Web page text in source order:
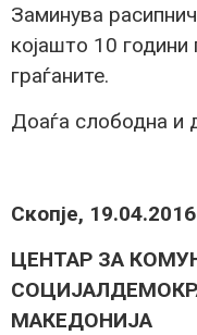
Заминува
којашто 10
граѓаните.
Доаѓа слободна и
Скопје, 19.04.2016
ЦЕНТАР ЗА
МАКЕДОНИЈА